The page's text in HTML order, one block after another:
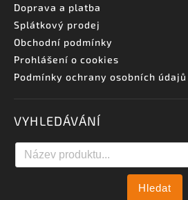
Doprava a platba
Splátkový prodej
Obchodní podmínky
Prohlášení o cookies
Podmínky ochrany osobních údajů
VYHLEDÁVÁNÍ
Hledat